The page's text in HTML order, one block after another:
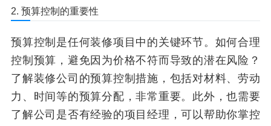
2. 预算控制的重要性
预算控制是任何装修项目中的关键环节。如何合理
控制预算，避免因为价格不符而导致的潜在风险？
了解装修公司的预算控制措施，包括对材料、劳动
力、时间等的预算分配，非常重要。此外，也需要
了解公司是否有经验的项目经理，可以帮助你掌控